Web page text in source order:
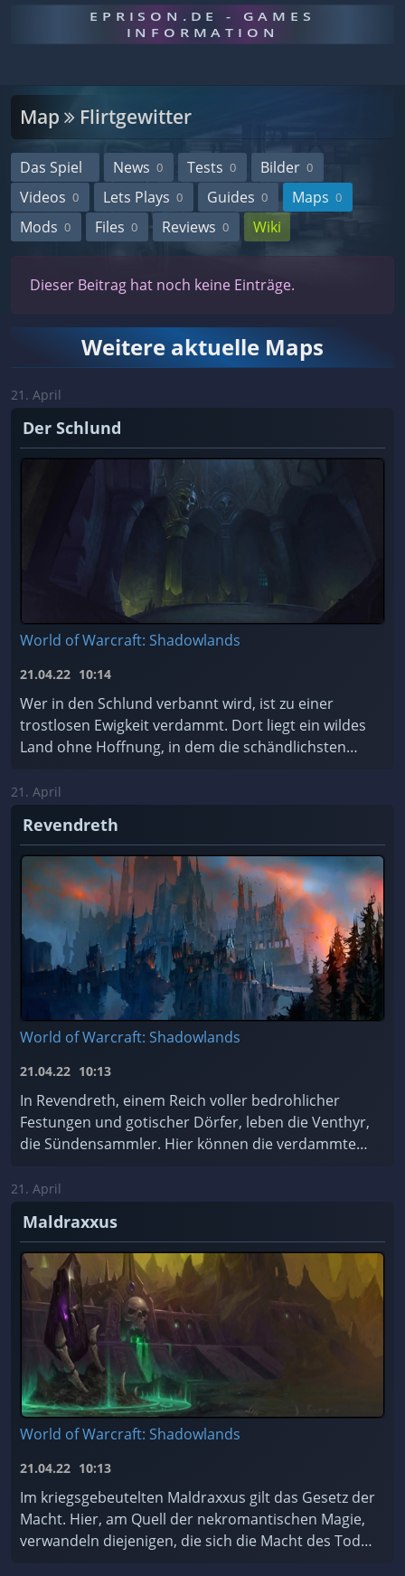
EPRISON.DE - GAMES
INFORMATION
Map Flirtgewitter
Das Spiel News 0 Tests 0 Bilder 0
Videos 0 Lets Plays 0 Guides 0 Maps 0
Mods 0 Files 0 Reviews 0 Wiki
Dieser Beitrag hat noch keine Einträge.
Weitere aktuelle Maps
21. April
Der Schlund
World of Warcraft: Shadowlands
21.04.22 10:14
Wer in den Schlund verbannt wird, ist zu einer
trostlosen Ewigkeit verdammt. Dort liegt ein wildes
Land ohne Hoffnung, in dem die schändlichsten
Soll ...
21. April
Revendreth
World of Warcraft: Shadowlands
21.04.22 10:13
In Revendreth, einem Reich voller bedrohlicher
Festungen und gotischer Dörfer, leben die Venthyr,
die Sündensammler. Hier können die verdammten
...
21. April
Maldraxxus
World of Warcraft: Shadowlands
21.04.22 10:13
Im kriegsgebeutelten Maldraxxus gilt das Gesetz der
Macht. Hier, am Quell der nekromantischen Magie,
verwandeln diejenigen, die sich die Macht des Todes